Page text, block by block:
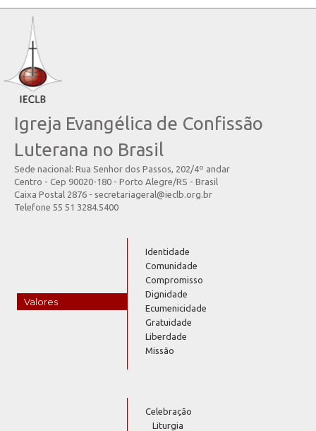
Igreja Evangélica de Confissão
Luterana no Brasil
Sede nacional: Rua Senhor dos Passos, 202/4º andar
Centro - Cep 90020-180 - Porto Alegre/RS - Brasil
Caixa Postal 2876 - secretariageral@ieclb.org.br
Telefone 55 51 3284.5400
Valores
Identidade
Comunidade
Compromisso
Dignidade
Ecumenicidade
Gratuidade
Liberdade
Missão
Celebração
Liturgia